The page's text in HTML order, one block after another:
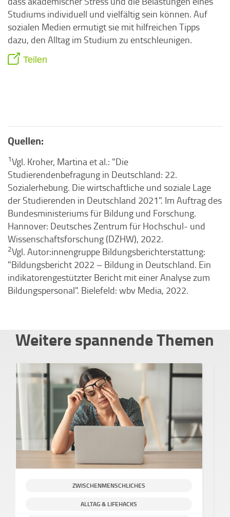
Studiums individuell und vielfältig sein können. Auf
sozialen Medien ermutigt sie mit hilfreichen Tipps
dazu, den Alltag im Studium zu entschleunigen.
Teilen
Quellen:
1Vgl. Kroher, Martina et al.: "Die
Studierendenbefragung in Deutschland: 22.
Sozialerhebung. Die wirtschaftliche und soziale Lage
der Studierenden in Deutschland 2021". Im Auftrag des
Bundesministeriums für Bildung und Forschung.
Hannover: Deutsches Zentrum für Hochschul- und
Wissenschaftsforschung (DZHW), 2022.
2Vgl. Autor:innengruppe Bildungsberichterstattung:
"Bildungsbericht 2022 – Bildung in Deutschland. Ein
indikatorengestützter Bericht mit einer Analyse zum
Bildungspersonal". Bielefeld: wbv Media, 2022.
Weitere spannende Themen
ZWISCHENMENSCHLICHES
ALLTAG & LIFEHACKS